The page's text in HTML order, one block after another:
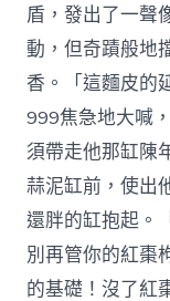
盾，發出了一聲
動，但奇蹟般地
香。「這麵皮的
999焦急地大喊
須帶走他那缸陳
蒜泥缸前，使出
還胖的缸抱起。
別再管你的紅棗
的基礎！沒了紅